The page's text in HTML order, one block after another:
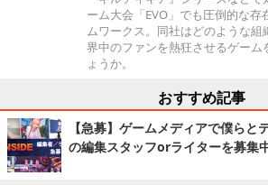
ーム大会「EVO」でも圧倒的な
ムワークス。同社はどのような
界中のファンを熱狂させるゲーム
ょうか。
おすすめ記事
【急募】ゲームメディアで僕らと
の編集スタッフorライターを募集